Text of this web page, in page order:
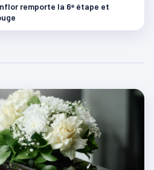
remporte la 6ᵉ étape et